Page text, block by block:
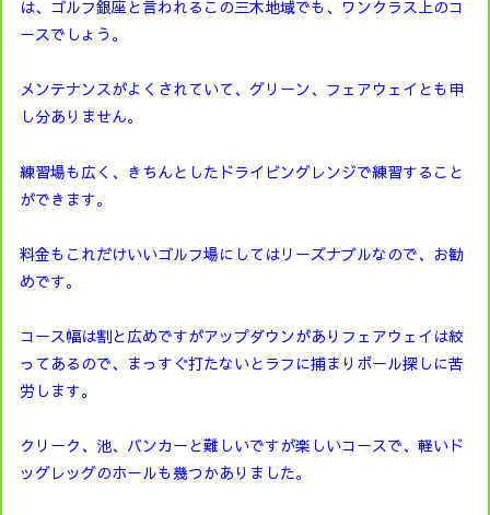
は、ゴルフ銀座と言われるこの三木地域でも、ワンクラス上のコ
ースでしょう。
メンテナンスがよくされていて、グリーン、フェアウェイとも申
し分ありません。
練習場も広く、きちんとしたドライビングレンジで練習すること
ができます。
料金もこれだけいいゴルフ場にしてはリーズナブルなので、お勧
めです。
コース幅は割と広めですがアップダウンがありフェアウェイは絞
ってあるので、まっすぐ打たないとラフに捕まりボール探しに苦
労します。
クリーク、池、バンカーと難しいですが楽しいコースで、軽いド
ッグレッグのホールも幾つかありました。